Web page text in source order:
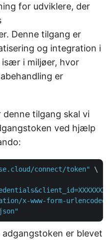
for udviklere, der
Denne tilgang er
og integration i
især i miljøer, hvor
er
tilgang skal vi
ved hjælp
connect/token"
\
x-www-form-urlencoded"
er blevet